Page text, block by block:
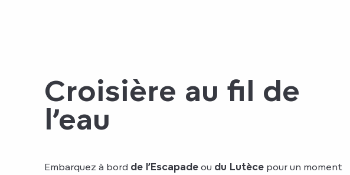
Croisière au fil de
l’eau
Embarquez à bord de l’Escapade ou du Lutèce pour un moment